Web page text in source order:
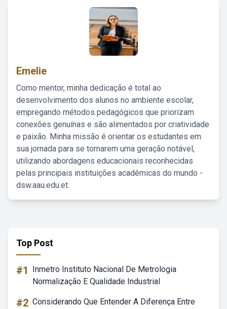
Emelie
Como mentor, minha dedicação é total ao
desenvolvimento dos alunos no ambiente escolar,
empregando métodos pedagógicos que priorizam
conexões genuínas e são alimentados por criatividade
e paixão. Minha missão é orientar os estudantes em
sua jornada para se tornarem uma geração notável,
utilizando abordagens educacionais reconhecidas
pelas principais instituições acadêmicas do mundo -
dsw.aau.edu.et.
Top Post
#1
Inmetro Instituto Nacional De Metrologia
Normalização E Qualidade Industrial
#2 Considerando Que Entender A Diferença Entre